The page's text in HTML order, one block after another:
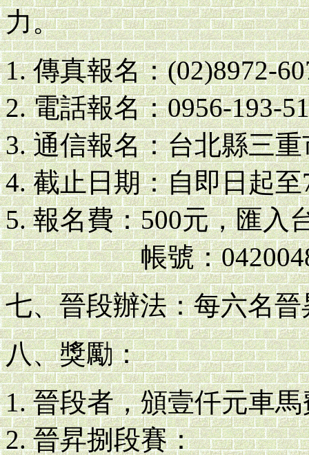
力。
傳真報名：(02)8972-
電話報名：0956-193-
通信報名：台北縣三
截止日期：自即日起至
報名費：500元，匯入
帳號：
七、晉段辦法：每六名
八、獎勵：
晉段者，頒壹仟元車
晉昇捌段賽：